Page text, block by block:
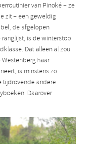
van Pinoké – ze
zit – een geweldig
de afgelopen
is de winterstop
Dat alleen al zou
haar
is minstens zo
tijdrovende andere
Daarover